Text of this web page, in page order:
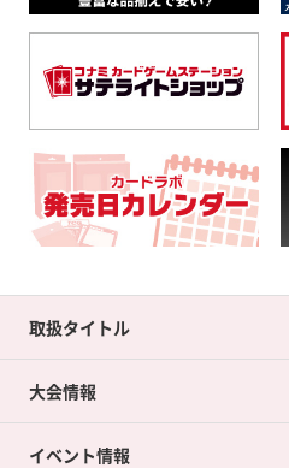
取扱タイトル
大会情報
イベント情報